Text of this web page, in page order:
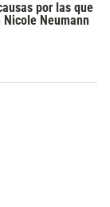
por las que
Neumann